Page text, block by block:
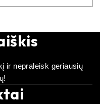
ir nepraleisk geriausių